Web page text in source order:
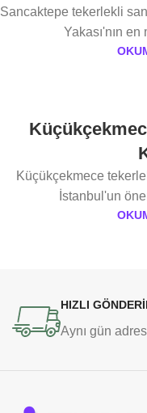
Sancaktepe tekerlekli
Yakası'nın
Küçükçekmece
İstanbul'un
HIZLI
Aynı gün